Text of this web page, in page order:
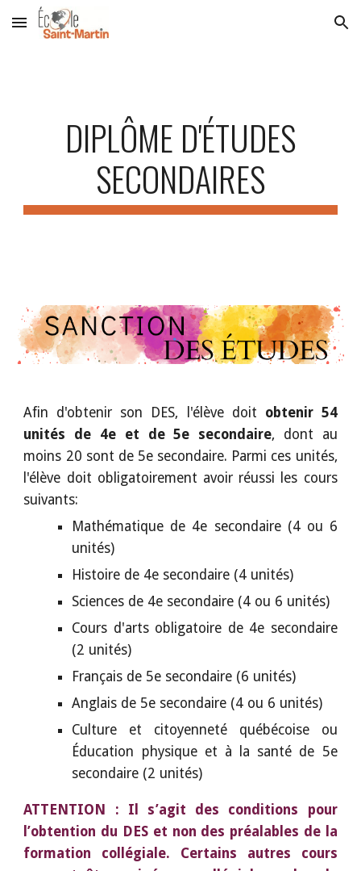
Skip to main content Skip to navigation
DIPLÔME D'ÉTUDES
SECONDAIRES
Afin d'obtenir son DES, l'élève doit obtenir 54
unités de 4e et de 5e secondaire, dont au
moins 20 sont de 5e secondaire. Parmi ces unités,
l'élève doit obligatoirement avoir réussi les cours
suivants:
Mathématique de 4e secondaire (4 ou 6
unités)
Histoire de 4e secondaire (4 unités)
Sciences de 4e secondaire (4 ou 6 unités)
Cours d'arts obligatoire de 4e secondaire
(2 unités)
Français de 5e secondaire (6 unités)
Anglais de 5e secondaire (4 ou 6 unités)
Culture et citoyenneté québécoise ou
Éducation physique et à la santé de 5e
secondaire (2 unités)
ATTENTION : Il s’agit des conditions pour
l’obtention du DES et non des préalables de la
formation collégiale. Certains autres cours